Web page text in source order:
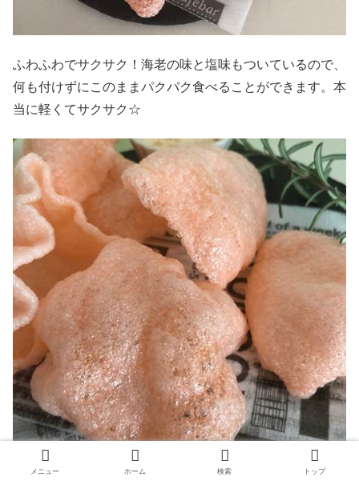
ふわふわでサクサク！海老の味と塩味もついているので、
何も付けずにこのままパクパク食べることができます。本
当に軽くてサクサク☆
メニュー ホーム 検索 トップ